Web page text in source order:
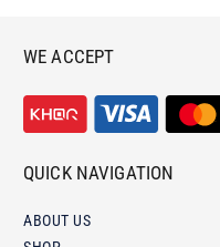
WE ACCEPT
QUICK NAVIGATION
ABOUT US